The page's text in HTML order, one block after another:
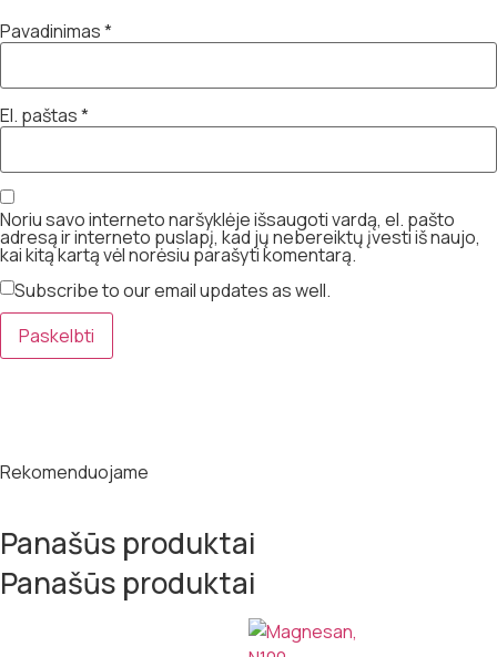
Pavadinimas*
El. paštas*
Noriu savo interneto naršyklėje išsaugoti vardą, el. pašto
adresą ir interneto puslapį, kad jų nebereiktų įvesti iš naujo,
kai kitą kartą vėl norėsiu parašyti komentarą.
Subscribe to our email updates as well.
Rekomenduojame
Panašūs produktai
Panašūs produktai